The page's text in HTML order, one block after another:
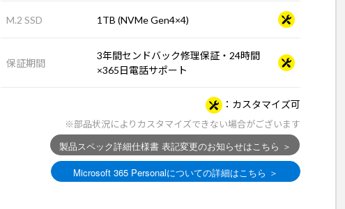
M.2 SSD 1TB (NVMe Gen4×4)
保証期間
3年間センドバック修理保証・24時間
×365日電話サポート
カスタマイズ可
※部品状況によりカスタマイズできない場合がございます